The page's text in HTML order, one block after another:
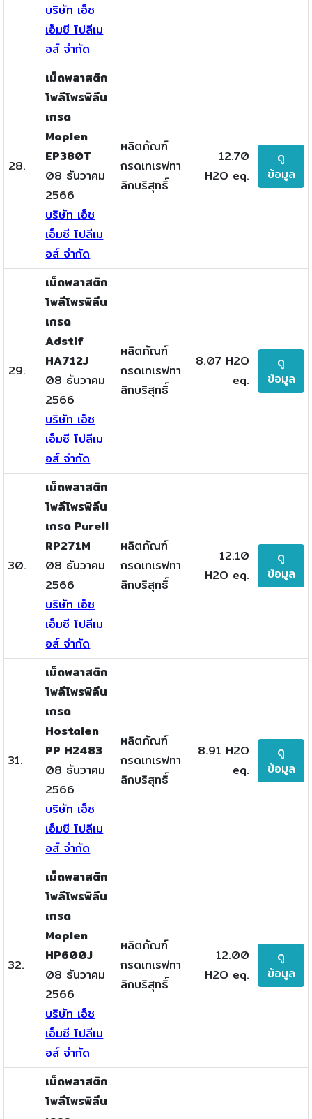
บริษัท เอ็ช
เอ็มซี โปลีเม
อส์ จำกัด
28.
เม็ดพลาสติก
โพลีโพรพิลีน
เกรด
Moplen
EP380T
08 ธันวาคม
2566
บริษัท เอ็ช
เอ็มซี โปลีเม
อส์ จำกัด
ผลิตภัณฑ์
กรดเทเรฟทา
ลิกบริสุทธิ์
12.70
H2O eq.
ดู
ข้อมูล
29.
เม็ดพลาสติก
โพลีโพรพิลีน
เกรด
Adstif
HA712J
08 ธันวาคม
2566
บริษัท เอ็ช
เอ็มซี โปลีเม
อส์ จำกัด
ผลิตภัณฑ์
กรดเทเรฟทา
ลิกบริสุทธิ์
8.07 H2O
eq.
ดู
ข้อมูล
30.
เม็ดพลาสติก
โพลีโพรพิลีน
เกรด Purell
RP271M
08 ธันวาคม
2566
บริษัท เอ็ช
เอ็มซี โปลีเม
อส์ จำกัด
ผลิตภัณฑ์
กรดเทเรฟทา
ลิกบริสุทธิ์
12.10
H2O eq.
ดู
ข้อมูล
31.
เม็ดพลาสติก
โพลีโพรพิลีน
เกรด
Hostalen
PP H2483
08 ธันวาคม
2566
บริษัท เอ็ช
เอ็มซี โปลีเม
อส์ จำกัด
ผลิตภัณฑ์
กรดเทเรฟทา
ลิกบริสุทธิ์
8.91 H2O
eq.
ดู
ข้อมูล
32.
เม็ดพลาสติก
โพลีโพรพิลีน
เกรด
Moplen
HP600J
08 ธันวาคม
2566
บริษัท เอ็ช
เอ็มซี โปลีเม
อส์ จำกัด
ผลิตภัณฑ์
กรดเทเรฟทา
ลิกบริสุทธิ์
12.00
H2O eq.
ดู
ข้อมูล
เม็ดพลาสติก
โพลีโพรพิลีน